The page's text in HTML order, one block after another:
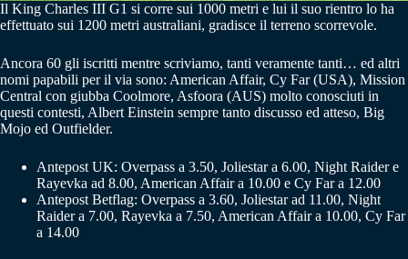
Il King Charles III G1 si corre sui 1000 metri e lui il suo rientro lo ha
effettuato sui 1200 metri australiani, gradisce il terreno scorrevole.
Ancora 60 gli iscritti mentre scriviamo, tanti veramente tanti… ed altri
nomi papabili per il via sono: American Affair, Cy Far (USA), Mission
Central con giubba Coolmore, Asfoora (AUS) molto conosciuti in
questi contesti, Albert Einstein sempre tanto discusso ed atteso, Big
Mojo ed Outfielder.
Antepost UK: Overpass a 3.50, Joliestar a 6.00, Night Raider e
Rayevka ad 8.00, American Affair a 10.00 e Cy Far a 12.00
Antepost Betflag: Overpass a 3.60, Joliestar ad 11.00, Night
Raider a 7.00, Rayevka a 7.50, American Affair a 10.00, Cy Far
a 14.00